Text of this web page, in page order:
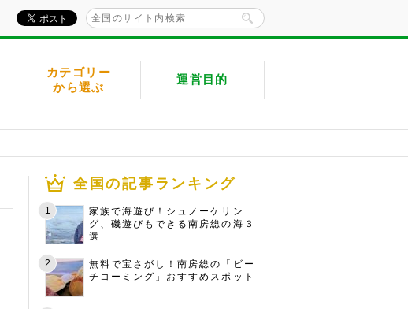
カテゴリー
から選ぶ
運営目的
全国の記事ランキング
家族で海遊び！シュノーケリン
グ、磯遊びもできる南房総の海３
選
無料で宝さがし！南房総の「ビー
チコーミング」おすすめスポット